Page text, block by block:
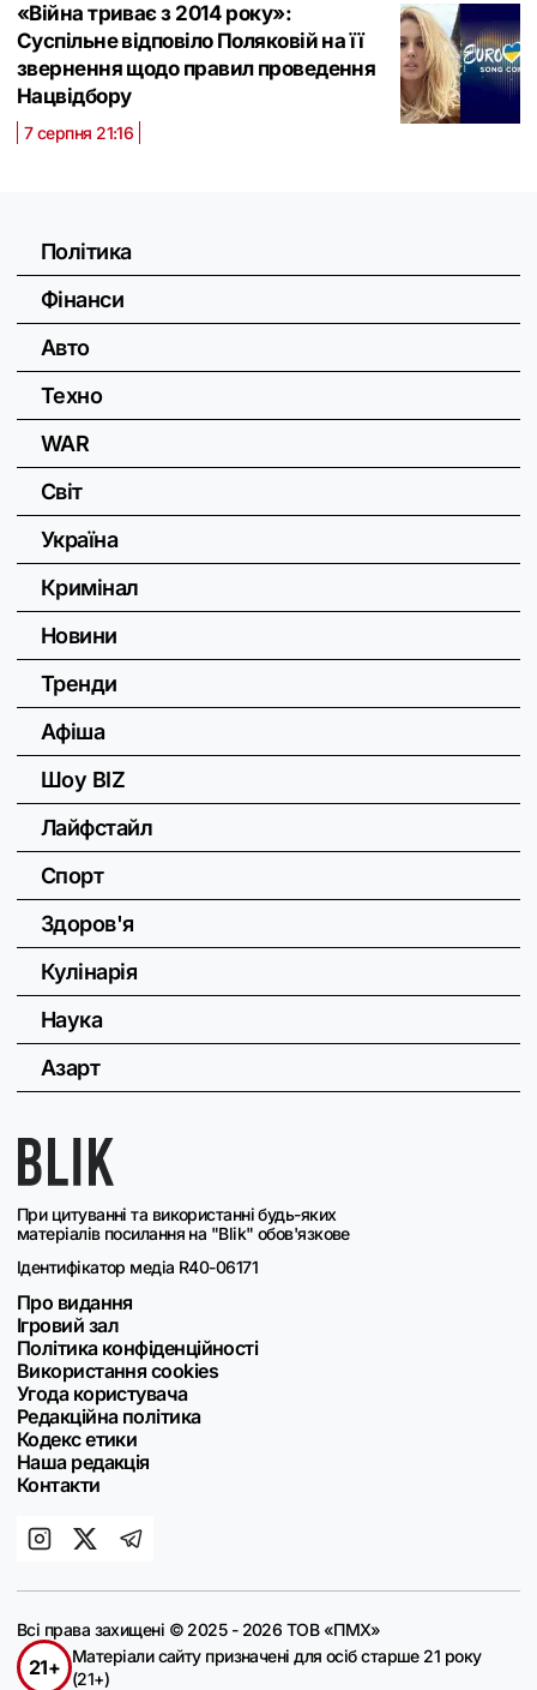
«Війна триває з 2014 року»:
Суспільне відповіло Поляковій на її
звернення щодо правил проведення
Нацвідбору
7 серпня 21:16
При цитуванні та використанні будь-яких
матеріалів посилання на "Blik" обов'язкове
Ідентифікатор медіа R40-06171
Про видання
Ігровий зал
Політика конфіденційності
Використання cookies
Угода користувача
Редакційна політика
Кодекс етики
Наша редакція
Контакти
Політика
Фінанси
Авто
Техно
WAR
Світ
Україна
Кримінал
Новини
Тренди
Афіша
Шоу BIZ
Лайфстайл
Спорт
Здоров'я
Кулінарія
Наука
Азарт
Всі права захищені © 2025 - 2026 ТОВ «ПМХ»
21+
Матеріали сайту призначені для осіб старше 21 року
(21+)